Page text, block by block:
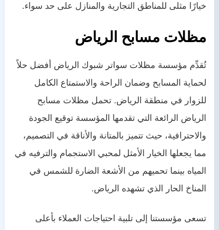
خيارًا مثلى للمناطق التجارية والمنازل على حد سواء.
مظلات مسابح الرياض
تُقدِّم مؤسسة مظلات سواتر شبوك الرياض أفضل حلاً
لحماية المسابح وضمان الراحة والاستمتاع الكامل
للزوار في منطقة الرياض. تحمل مظلات مسابح
الرياض الرائعة التي تقدمها المؤسسة توقيع الجودة
والاحترافية، حيث تتميز بالمتانة والأناقة في التصميم،
مما يجعلها الخيار الأمثل لمحبي الاستجمام والترفيه في
المياه بينما تحميهم من الأشعة الضارة للشمس في
المناخ الحار الذي تشهده الرياض.
تسعى مؤسستنا إلى تلبية احتياجات العملاء بأعلى